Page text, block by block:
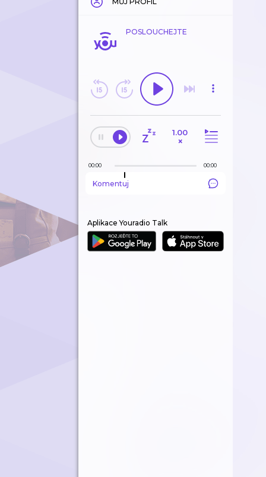
POSLOUCHEJTE
1.00
×
00:00 00:00
Komentuj
Aplikace Youradio Talk